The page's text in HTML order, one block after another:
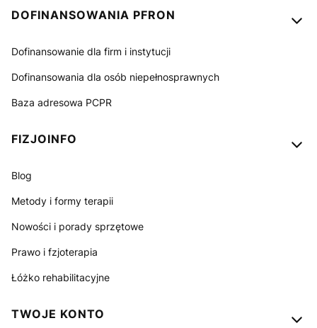
Linki w stopce
DOFINANSOWANIA PFRON
Dofinansowanie dla firm i instytucji
Dofinansowania dla osób niepełnosprawnych
Baza adresowa PCPR
FIZJOINFO
Blog
Metody i formy terapii
Nowości i porady sprzętowe
Prawo i fzjoterapia
Łóżko rehabilitacyjne
TWOJE KONTO